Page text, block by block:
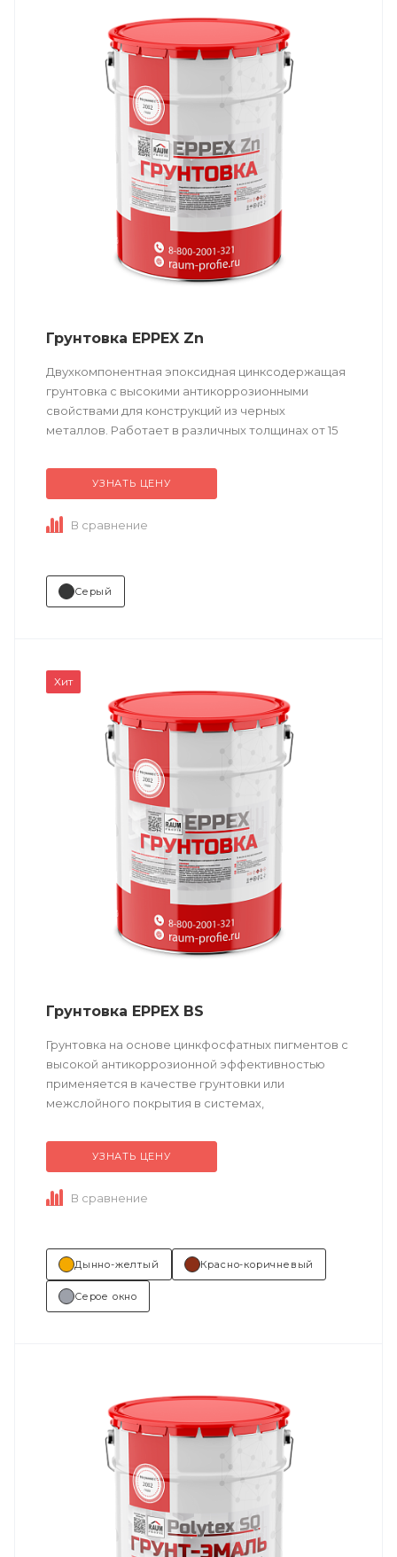
Грунтовка EPPEX Zn
Двухкомпонентная эпоксидная цинксодержащая
грунтовка с высокими антикоррозионными
свойствами для конструкций из черных
металлов. Работает в различных толщинах от 15
шоп-праймера...
УЗНАТЬ ЦЕНУ
В сравнение
Серый
Хит
Грунтовка EPPEX BS
Грунтовка на основе цинкфосфатных пигментов с
высокой антикоррозионной эффективностью
применяется в качестве грунтовки или
межслойного покрытия в системах,
химическому воздействию.
УЗНАТЬ ЦЕНУ
В сравнение
Дынно-желтый Красно-коричневый
Серое окно